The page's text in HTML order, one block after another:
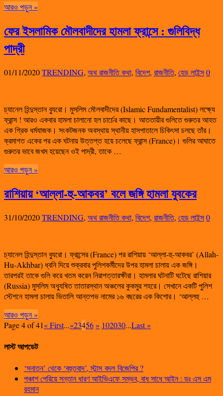
আরও পড়ুন »
ফের ইসলামিক মৌলবাদীদের হামলা ফ্রান্সে : গুলিবিদ্ধ
পাদ্রী
01/11/2020TRENDING, অথ রাজনীতি কথা, বিদেশ, রাজনীতি, হেড লাইন্স0
চ্যানেল হিন্দুস্তান ব্যুরো। মুসলিম মৌলবাদীদের (Islamic Fundamentalist) লক্ষ্যে
ফ্রান্স ! আরও একবার হামলা চালানো হল চার্চের কাছে। আততায়ীর গুলিতে গুরুতর আহত
এক গ্রিক ধর্মযাজক। সংকটজনক অবস্থায় স্থানীয় হাসপাতালে চিকিৎসা চলছে তাঁর।
ক্রমাগত একের পর এক ঘটনায় উত্তপ্ত হয়ে চলেছে ফ্রান্স (France)। গুলির আঘাতে
গুরুতর ভাবে জখম হয়েছেন ওই পাদ্রী, তাকে …
আরও পড়ুন »
রাশিয়ায় ‘আল্লা-হু-আকবর’ বলে জঙ্গি হামলা যুবকের
31/10/2020TRENDING, অথ রাজনীতি কথা, বিদেশ, রাজনীতি, হেড লাইন্স0
চ্যানেল হিন্দুস্তান ব্যুরো। ফ্রান্সের (France) পর রাশিয়ায় ‘আল্লা-হু-আকবর’ (Allah-
Hu-Akhbar) ধ্বনি দিয়ে শুক্রবার পুলিশকর্মীদের উপর হামলা চালায় এক জঙ্গি।
তারপরই তাকে গুলি করে খতম করেন নিরাপত্তারক্ষীরা। হামলার ঘটনাটি ঘটেছে রাশিয়ার
(Russia) মুসলিম অধ্যুষিত তাতারস্থান অঞ্চলের কুকমুর শহরে। সেখানে একটি পুলিশ
স্টেশনে হামলা চালায় ভিতালি আন্তপভ নামের ১৬ বছরের এক কিশোর। ‘আল্লহু …
আরও পড়ুন »
Page 4 of 41« First...«23456» 102030...Last »
লাস্ট আপডেট
‘সনাতন’ থেকে ‘বহুতবাদ’, স্টান্স বদল বিজেপির ?
পঞ্চাশ পেরিয়ে সন্তান ধারণ আইভিএফে সম্ভব, বাধ সাধে আইন : ডঃ এস এম
রহমান